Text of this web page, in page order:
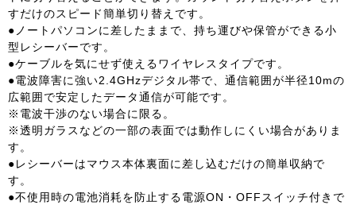
すだけのスピード簡単切り替えです。
●ノートパソコンに差したままで、持ち運びや保管ができる小
型レシーバーです。
●ケーブルを気にせず使えるワイヤレスタイプです。
●電波障害に強い2.4GHzデジタル帯で、通信範囲が半径10mの
広範囲で安定したデータ通信が可能です。
※電波干渉のない場合に限る。
※透明ガラスなどの一部の表面では動作しにくい場合がありま
す。
●レシーバーはマウス本体裏面に差し込むだけの簡単収納で
す。
●不使用時の電池消耗を防止する電源ON・OFFスイッチ付きで